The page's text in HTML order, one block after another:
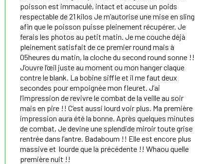
poisson est immaculé, intact et accuse un poids
respectable de 21 kilos Je m’autorise une mise en sling
afin que le poisson puisse pleinement récupérer. Je
ferais les photos au petit matin. Je me couche déjà
pleinement satisfait de ce premier round mais à
05heures du matin, la cloche du second round sonne !!
J’ouvre l’œil juste au moment ou mon hanger claque
contre le blank. La bobine siffle et il me faut deux
secondes pour empoignée mon fleuret. J’ai
l’impression de revivre le combat de la veille au soir
mais en pire !! C’est aussi lourd voir plus. Ma première
impression aura été la bonne. Après quelques minutes
de combat, Je devine une splendide miroir toute grise
rentrée dans l’antre. Badaboum !! Elle est encore plus
massive et lourde que la précédente !! Whaou quelle
première nuit !!